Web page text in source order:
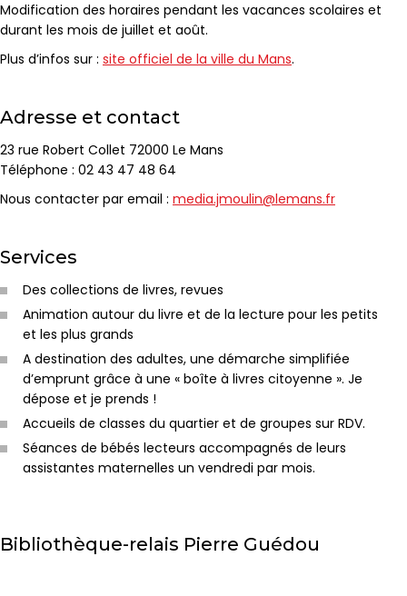
Modification des horaires pendant les vacances scolaires et
durant les mois de juillet et août.
Plus d’infos sur : site officiel de la ville du Mans.
Adresse et contact
23 rue Robert Collet 72000 Le Mans
Téléphone : 02 43 47 48 64
Nous contacter par email : media.jmoulin@lemans.fr
Services
Des collections de livres, revues
Animation autour du livre et de la lecture pour les petits
et les plus grands
A destination des adultes, une démarche simplifiée
d’emprunt grâce à une « boîte à livres citoyenne ». Je
dépose et je prends !
Accueils de classes du quartier et de groupes sur RDV.
Séances de bébés lecteurs accompagnés de leurs
assistantes maternelles un vendredi par mois.
Bibliothèque-relais Pierre Guédou